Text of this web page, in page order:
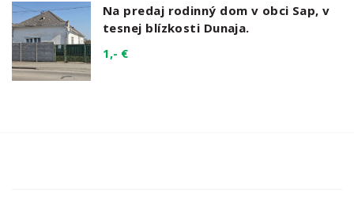
Na predaj rodinný dom v obci Sap, v
tesnej blízkosti Dunaja.
1,- €